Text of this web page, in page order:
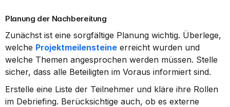
Planung der Nachbereitung
Zunächst ist eine sorgfältige Planung wichtig. Überlege,
welche Projektmeilensteine erreicht wurden und
welche Themen angesprochen werden müssen. Stelle
sicher, dass alle Beteiligten im Voraus informiert sind.
Erstelle eine Liste der Teilnehmer und kläre ihre Rollen
im Debriefing. Berücksichtige auch, ob es externe